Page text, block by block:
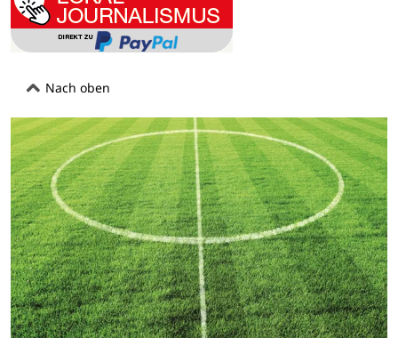
Nach oben